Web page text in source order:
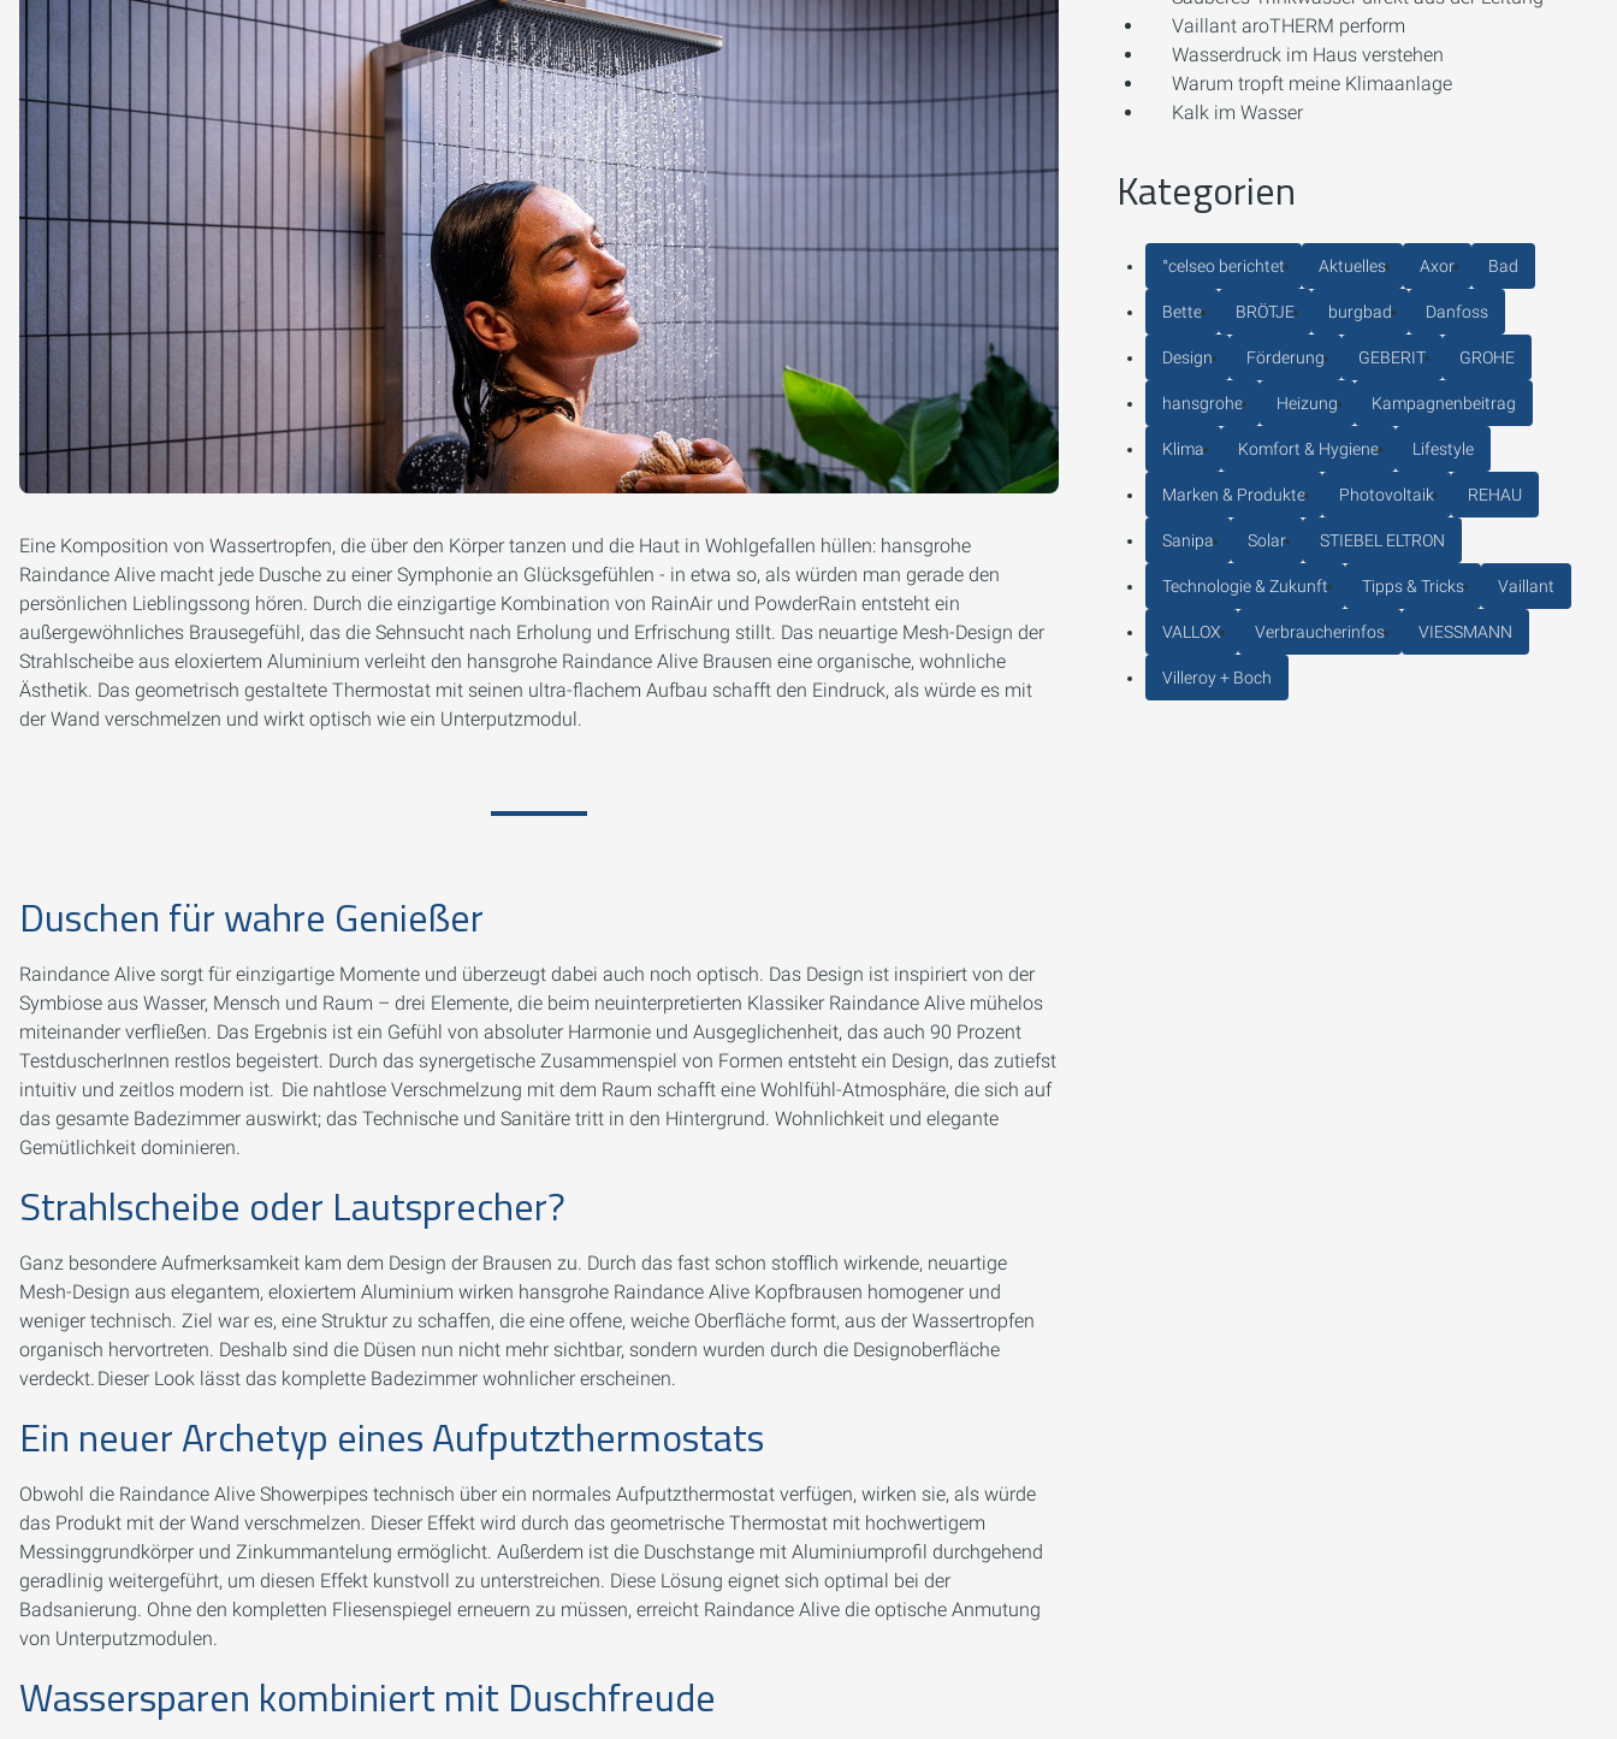
Eine Komposition von Wassertropfen, die über den Körper tanzen und die Haut in Wohlgefallen hüllen: hansgrohe
Raindance Alive macht jede Dusche zu einer Symphonie an Glücksgefühlen - in etwa so, als würden man gerade den
persönlichen Lieblingssong hören. Durch die einzigartige Kombination von RainAir und PowderRain entsteht ein
außergewöhnliches Brausegefühl, das die Sehnsucht nach Erholung und Erfrischung stillt. Das neuartige Mesh-Design der
Strahlscheibe aus eloxiertem Aluminium verleiht den hansgrohe Raindance Alive Brausen eine organische, wohnliche
Ästhetik. Das geometrisch gestaltete Thermostat mit seinen ultra-flachem Aufbau schafft den Eindruck, als würde es mit
der Wand verschmelzen und wirkt optisch wie ein Unterputzmodul.
Duschen für wahre Genießer
Raindance Alive sorgt für einzigartige Momente und überzeugt dabei auch noch optisch. Das Design ist inspiriert von der
Symbiose aus Wasser, Mensch und Raum – drei Elemente, die beim neuinterpretierten Klassiker Raindance Alive mühelos
miteinander verfließen. Das Ergebnis ist ein Gefühl von absoluter Harmonie und Ausgeglichenheit, das auch 90 Prozent
TestduscherInnen restlos begeistert. Durch das synergetische Zusammenspiel von Formen entsteht ein Design, das zutiefst
intuitiv und zeitlos modern ist. Die nahtlose Verschmelzung mit dem Raum schafft eine Wohlfühl-Atmosphäre, die sich auf
das gesamte Badezimmer auswirkt; das Technische und Sanitäre tritt in den Hintergrund. Wohnlichkeit und elegante
Gemütlichkeit dominieren.
Strahlscheibe oder Lautsprecher?
Ganz besondere Aufmerksamkeit kam dem Design der Brausen zu. Durch das fast schon stofflich wirkende, neuartige
Mesh-Design aus elegantem, eloxiertem Aluminium wirken hansgrohe Raindance Alive Kopfbrausen homogener und
weniger technisch. Ziel war es, eine Struktur zu schaffen, die eine offene, weiche Oberfläche formt, aus der Wassertropfen
organisch hervortreten. Deshalb sind die Düsen nun nicht mehr sichtbar, sondern wurden durch die Designoberfläche
verdeckt. Dieser Look lässt das komplette Badezimmer wohnlicher erscheinen.
Ein neuer Archetyp eines Aufputzthermostats
Obwohl die Raindance Alive Showerpipes technisch über ein normales Aufputzthermostat verfügen, wirken sie, als würde
das Produkt mit der Wand verschmelzen. Dieser Effekt wird durch das geometrische Thermostat mit hochwertigem
Messinggrundkörper und Zinkummantelung ermöglicht. Außerdem ist die Duschstange mit Aluminiumprofil durchgehend
geradlinig weitergeführt, um diesen Effekt kunstvoll zu unterstreichen. Diese Lösung eignet sich optimal bei der
Badsanierung. Ohne den kompletten Fliesenspiegel erneuern zu müssen, erreicht Raindance Alive die optische Anmutung
von Unterputzmodulen.
Wassersparen kombiniert mit Duschfreude
Vaillant aroTHERM perform
Wasserdruck im Haus verstehen
Warum tropft meine Klimaanlage
Kalk im Wasser
Kategorien
°celseo berichtet Aktuelles Axor Bad
Bette BRÖTJE burgbad Danfoss
Design Förderung GEBERIT GROHE
hansgrohe Heizung Kampagnenbeitrag
Klima Komfort & Hygiene Lifestyle
Marken & Produkte Photovoltaik REHAU
Sanipa Solar STIEBEL ELTRON
Technologie & Zukunft Tipps & Tricks Vaillant
VALLOX Verbraucherinfos VIESSMANN
Villeroy + Boch